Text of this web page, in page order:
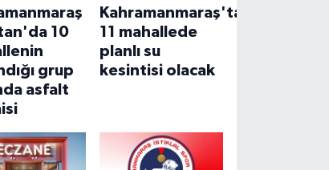
10
grup
asfalt
Kahramanmaraş'ta
11 mahallede
planlı su
kesintisi olacak